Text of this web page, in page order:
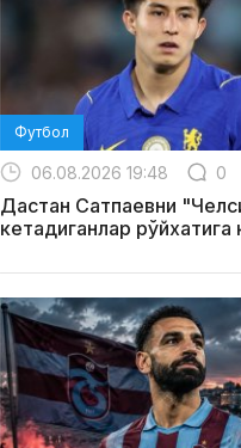
Футбол
06.08.2026 19:48 0
Дастан Сатпаевни
кетадиганлар